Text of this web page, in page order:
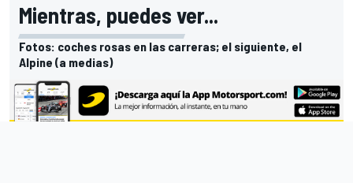
Mientras, puedes ver...
Fotos: coches rosas en las carreras; el siguiente, el
Alpine (a medias)